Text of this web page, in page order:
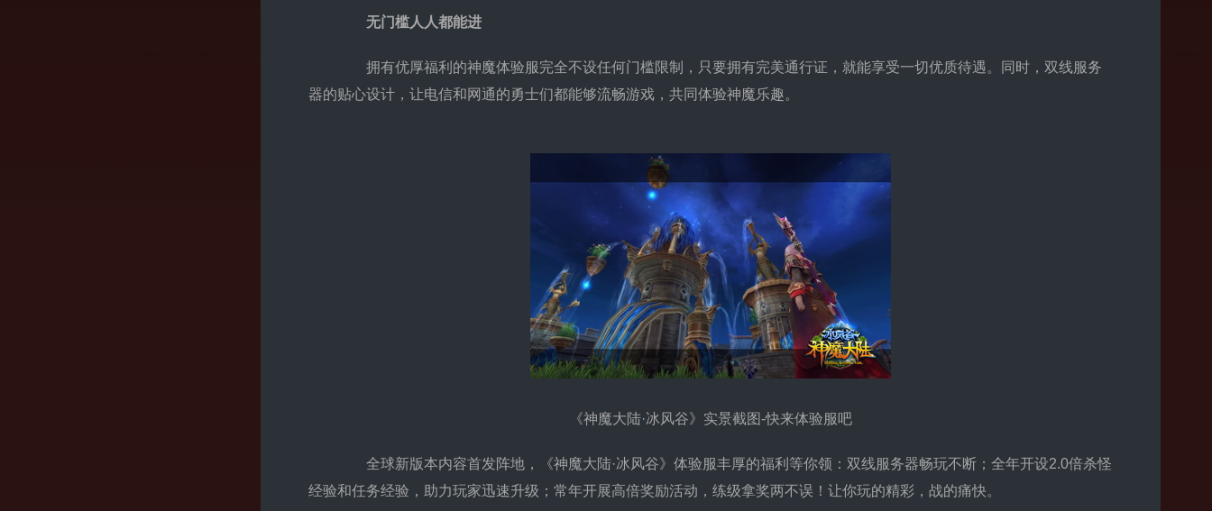
无门槛人人都能进
拥有优厚福利的神魔体验服完全不设任何门槛限制，只要拥有完美通行证，就能享受一切优质待遇。同时，双线服务
器的贴心设计，让电信和网通的勇士们都能够流畅游戏，共同体验神魔乐趣。
《神魔大陆·冰风谷》实景截图-快来体验服吧
全球新版本内容首发阵地，《神魔大陆·冰风谷》体验服丰厚的福利等你领：双线服务器畅玩不断；全年开设2.0倍杀怪
经验和任务经验，助力玩家迅速升级；常年开展高倍奖励活动，练级拿奖两不误！让你玩的精彩，战的痛快。